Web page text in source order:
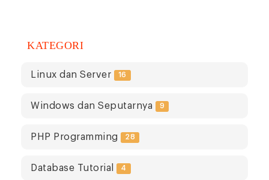
KATEGORI
Linux dan Server 16
Windows dan Seputarnya 9
PHP Programming 28
Database Tutorial 4